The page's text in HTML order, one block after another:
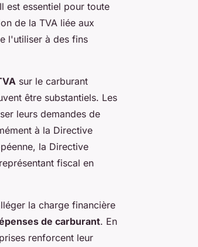
est essentiel pour toute
de la TVA liée aux
l'utiliser à des fins
sur le carburant
être substantiels. Les
leurs demandes de
à la Directive
la Directive
fiscal en
la charge financière
de carburant. En
renforcent leur